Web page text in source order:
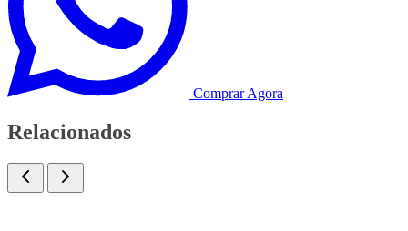
Comprar Agora
Relacionados